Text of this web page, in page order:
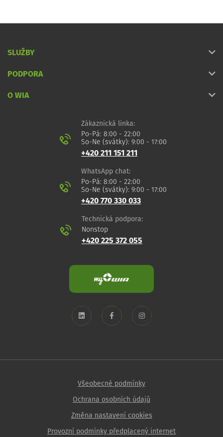
SLUŽBY
PODPORA
O WIA
Zákaznická linka:
Po-Pá: 8:00 - 22:00
So-Ne (svátky): 9:00 - 17:00
+420 211 151 211
WhatsApp chat:
Po-Pá: 8:00 - 22:00
So-Ne (svátky): 9:00 - 17:00
+420 770 330 033
Technická podpora:
Nonstop
+420 225 372 055
Všeobecné podmínky
Ochrana osobních údajů
Změna nastavení cookies
Provozní podmínky předplacený internet